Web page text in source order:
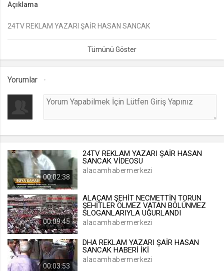
.web.tv
Seçilen dil tercihini tutmak
.web.tv
[hash]
.web.tv
channelCategories
Site içeriği önerme
1 yıl
Açıklama
24TV REKLAM YAZARI ŞAİR HASAN SANCAK
Yorumlar
00:02:38
24TV REKLAM YAZARI ŞAİR HASAN
SANCAK VİDEOSU
alacamhabermerkezi
00:09:45
ALAÇAM ŞEHİT NECMETTİN TORUN
ŞEHİTLER ÖLMEZ VATAN BÖLÜNMEZ
SLOGANLARIYLA UĞURLANDI
alacamhabermerkezi
00:03:53
DHA REKLAM YAZARI ŞAİR HASAN
SANCAK HABERİ İKİ
alacamhabermerkezi